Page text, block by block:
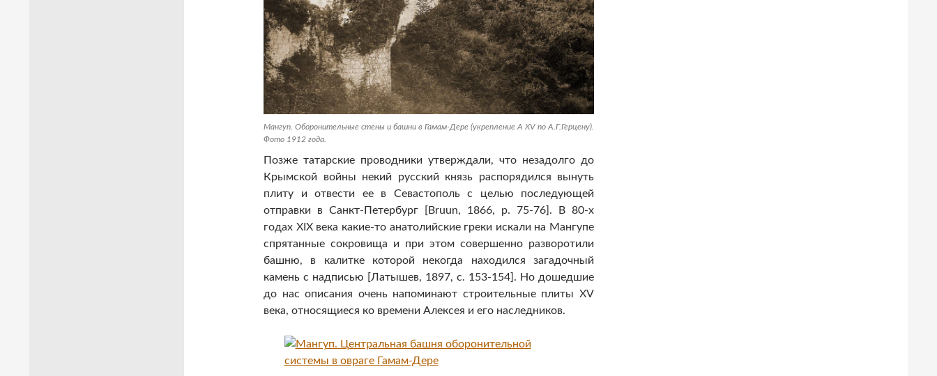
Мангуп. Оборонительные стены и башни в Гамам-Дере (укрепление А XV по А.Г.Герцену).
Фото 1912 года.
Позже татарские проводники утверждали, что незадолго до
Крымской войны некий русский князь распорядился вынуть
плиту и отвести ее в Севастополь с целью последующей
отправки в Санкт-Петербург [Bruun, 1866, p. 75-76]. В 80-х
годах XIX века какие-то анатолийские греки искали на Мангупе
спрятанные сокровища и при этом совершенно разворотили
башню, в калитке которой некогда находился загадочный
камень с надписью [Латышев, 1897, с. 153-154]. Но дошедшие
до нас описания очень напоминают строительные плиты XV
века, относящиеся ко времени Алексея и его наследников.